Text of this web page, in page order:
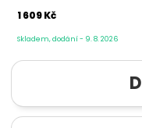
1 609 Kč
Skladem, dodání - 9. 8. 2026